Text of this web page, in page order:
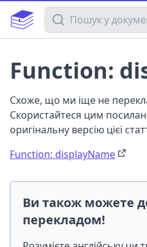
Пошук у документації
Function:
Схоже, що ми іще не
Скористайтеся цим
оригінальну версію цієї
Function: displayName
Ви також можете
перекладом!